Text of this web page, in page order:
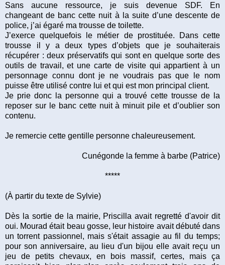
Sans aucune ressource, je suis devenue SDF. En
changeant de banc cette nuit à la suite d’une descente de
police, j’ai égaré ma trousse de toilette.
J’exerce quelquefois le métier de prostituée. Dans cette
trousse il y a deux types d’objets que je souhaiterais
récupérer : deux préservatifs qui sont en quelque sorte des
outils de travail, et une carte de visite qui appartient à un
personnage connu dont je ne voudrais pas que le nom
puisse être utilisé contre lui et qui est mon principal client.
Je prie donc la personne qui a trouvé cette trousse de la
reposer sur le banc cette nuit à minuit pile et d’oublier son
contenu.
Je remercie cette gentille personne chaleureusement.
Cunégonde la femme à barbe (Patrice)
*****
(À partir du texte de Sylvie)
Dès la sortie de la mairie, Priscilla avait regretté d'avoir dit
oui. Mourad était beau gosse, leur histoire avait débuté dans
un torrent passionnel, mais s'était assagie au fil du temps;
pour son anniversaire, au lieu d'un bijou elle avait reçu un
jeu de petits chevaux, en bois massif, certes, mais ça